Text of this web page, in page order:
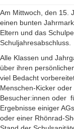
Am Mittwoch, den 15.
einen bunten
Eltern und das
Schuljahresabschluss.
Alle Klassen und
über ihren
viel Bedacht
Menschen-Kicker
Besucher:innen oder
Ergebnisse einiger
oder einer Rhönrad-